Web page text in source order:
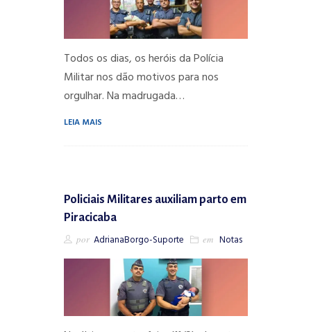
Todos os dias, os heróis da Polícia
Militar nos dão motivos para nos
orgulhar. Na madrugada…
LEIA MAIS
Policiais Militares auxiliam parto em
Piracicaba
por AdrianaBorgo-Suporte em Notas